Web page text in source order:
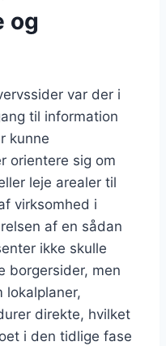
og
var der i
til information
kunne
orientere sig om
leje arealer til
virksomhed i
af en sådan
ikke skulle
borgersider, men
lokalplaner,
direkte, hvilket
i den tidlige fase